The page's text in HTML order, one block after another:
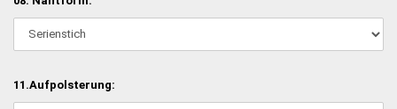
11.Aufpolsterung: